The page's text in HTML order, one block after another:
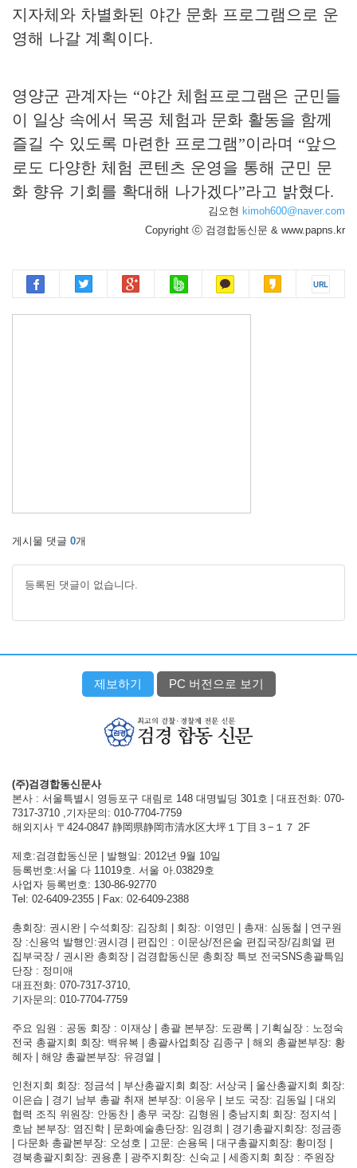
지자체와 차별화된 야간 문화 프로그램으로 운
영해 나갈 계획이다.
영양군 관계자는 “야간 체험프로그램은 군민들
이 일상 속에서 목공 체험과 문화 활동을 함께
즐길 수 있도록 마련한 프로그램”이라며 “앞으
로도 다양한 체험 콘텐츠 운영을 통해 군민 문
화 향유 기회를 확대해 나가겠다”라고 밝혔다.
김오현 kimoh600@naver.com
Copyright ⓒ 검경합동신문 & www.papns.kr
게시물 댓글 0개
등록된 댓글이 없습니다.
제보하기 PC 버전으로 보기
(주)검경합동신문사
본사 : 서울특별시 영등포구 대림로 148 대명빌딩 301호 | 대표전화: 070-
7317-3710 ,기자문의: 010-7704-7759
해외지사 〒424-0847 静岡県静岡市清水区大坪１丁目３−１７ 2F
제호:검경합동신문 | 발행일: 2012년 9월 10일
등록번호:서울 다 11019호. 서울 아.03829호
사업자 등록번호: 130-86-92770
Tel: 02-6409-2355 | Fax: 02-6409-2388
총회장: 권시완 | 수석회장: 김장희 | 회장: 이영민 | 총재: 심동철 | 연구원
장 :신용억 발행인:권시경 | 편집인 : 이문상/전은술 편집국장/김희열 편
집부국장 / 권시완 총회장 | 검경합동신문 총회장 특보 전국SNS총괄특임
단장 : 정미애
대표전화: 070-7317-3710,
기자문의: 010-7704-7759
주요 임원 : 공동 회장 : 이재상 | 총괄 본부장: 도광록 | 기획실장 : 노정숙
전국 총괄지회 회장: 백유복 | 총괄사업회장 김종구 | 해외 총괄본부장: 황
혜자 | 해양 총괄본부장: 유경열 |
인천지회 회장: 정금석 | 부산총괄지회 회장: 서상국 | 울산총괄지회 회장:
이은습 | 경기 남부 총괄 취재 본부장: 이응우 | 보도 국장: 김동일 | 대외
협력 조직 위원장: 안동찬 | 총무 국장: 김형원 | 충남지회 회장: 정지석 |
호남 본부장: 염진학 | 문화예술총단장: 임경희 | 경기총괄지회장: 정금종
| 다문화 총괄본부장: 오성호 | 고문: 손용목 | 대구총괄지회장: 황미정 |
경북총괄지회장: 권용훈 | 광주지회장: 신숙교 | 세종지회 회장 : 주원장